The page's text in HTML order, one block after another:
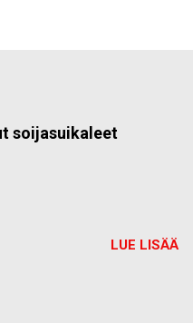
soijasuikaleet
LUE LISÄÄ